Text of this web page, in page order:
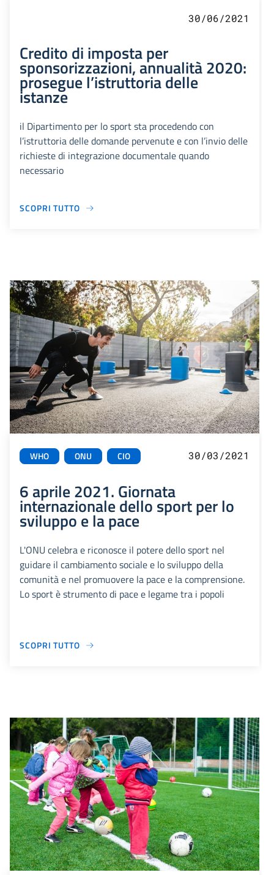
30/06/2021
Credito di imposta per
sponsorizzazioni, annualità 2020:
prosegue l’istruttoria delle
istanze
il Dipartimento per lo sport sta procedendo con
l’istruttoria delle domande pervenute e con l’invio delle
richieste di integrazione documentale quando
necessario
SCOPRI TUTTO
WHO ONU CIO 30/03/2021
6 aprile 2021. Giornata
internazionale dello sport per lo
sviluppo e la pace
L'ONU celebra e riconosce il potere dello sport nel
guidare il cambiamento sociale e lo sviluppo della
comunità e nel promuovere la pace e la comprensione.
Lo sport è strumento di pace e legame tra i popoli
SCOPRI TUTTO